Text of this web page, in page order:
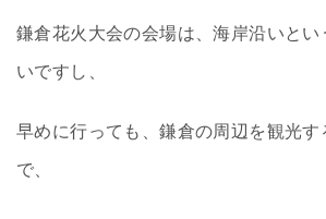
鎌倉花火大会の会場は、海岸沿いとい
いですし、
早めに行っても、鎌倉の周辺を観光す
で、